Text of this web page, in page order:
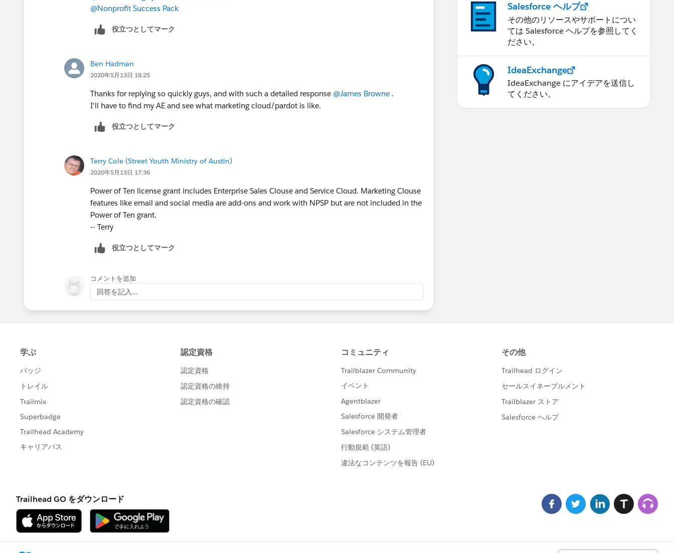
@Nonprofit Success Pack
役立つとしてマーク
Ben Hadman
2020年5月13日 18:25
Thanks for replying so quickly guys, and with such a detailed response @James Browne ​ .
I'll have to find my AE and see what marketing cloud/pardot is like.
役立つとしてマーク
Terry Cole (Street Youth Ministry of Austin)
2020年5月13日 17:36
Power of Ten license grant includes Enterprise Sales Clouse and Service Cloud. Marketing Clouse
features like email and social media are add-ons and work with NPSP but are not included in the
Power of Ten grant.
-- Terry
役立つとしてマーク
コメントを追加
回答を記入...
Salesforce ヘルプ
その他のリソースやサポートについ
ては Salesforce ヘルプを参照してく
ださい。
IdeaExchange
IdeaExchange にアイデアを送信し
てください。